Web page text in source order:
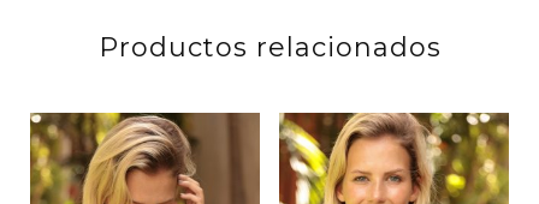
Productos relacionados